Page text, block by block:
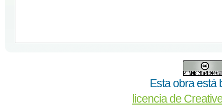
Esta obra está
licencia de